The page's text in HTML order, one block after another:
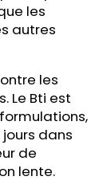
les
autres
les
Le Bti est
dans
de
lente.